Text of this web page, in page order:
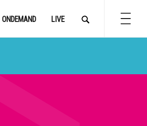
LIVE
ONDEMAND